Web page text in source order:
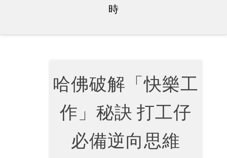
時
哈佛破解「快樂工
作」秘訣 打工仔
必備逆向思維